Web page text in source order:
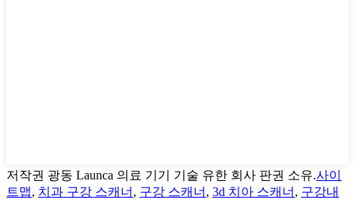
저작권 광동 Launca 의료 기기 기술 유한 회사 판권 소유.사이
트맵, 치과 구강 스캐너 , 구강 스캐너 , 3d 치아 스캐너 , 구강내